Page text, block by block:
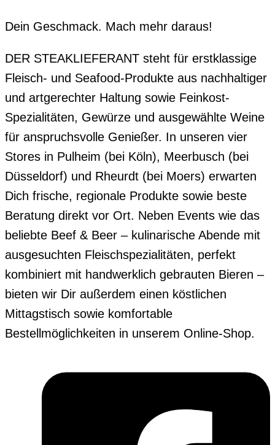
Dein Geschmack. Mach mehr daraus!
DER STEAKLIEFERANT steht für erstklassige
Fleisch- und Seafood-Produkte aus nachhaltiger
und artgerechter Haltung sowie Feinkost-
Spezialitäten, Gewürze und ausgewählte Weine
für anspruchsvolle Genießer. In unseren vier
Stores in Pulheim (bei Köln), Meerbusch (bei
Düsseldorf) und Rheurdt (bei Moers) erwarten
Dich frische, regionale Produkte sowie beste
Beratung direkt vor Ort. Neben Events wie das
beliebte Beef & Beer – kulinarische Abende mit
ausgesuchten Fleischspezialitäten, perfekt
kombiniert mit handwerklich gebrauten Bieren –
bieten wir Dir außerdem einen köstlichen
Mittagstisch sowie komfortable
Bestellmöglichkeiten in unserem Online-Shop.